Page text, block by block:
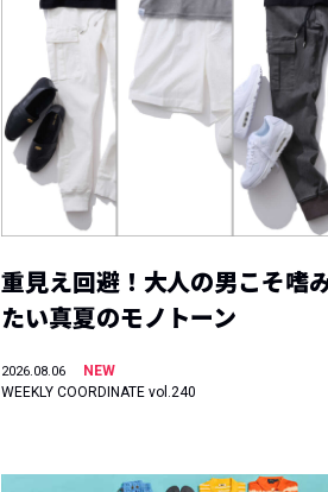
重見え回避！大人の男こそ嗜
たい真夏のモノトーン
2026.08.06
NEW
WEEKLY COORDINATE vol.240